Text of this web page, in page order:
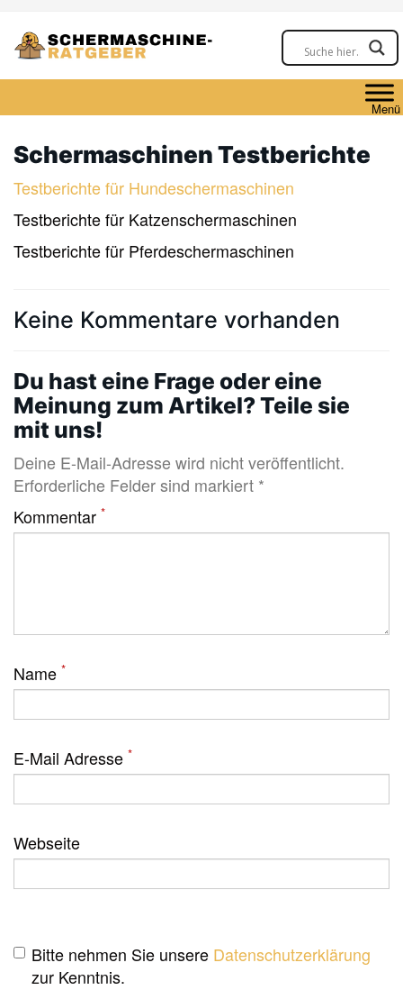
main
content
Menü
Schermaschinen Testberichte
Testberichte für Hundeschermaschinen
Testberichte für Katzenschermaschinen
Testberichte für Pferdeschermaschinen
Keine Kommentare vorhanden
Du hast eine Frage oder eine
Meinung zum Artikel? Teile sie
mit uns!
Deine E-Mail-Adresse wird nicht veröffentlicht.
Erforderliche Felder sind markiert *
Kommentar *
Name *
E-Mail Adresse *
Webseite
Bitte nehmen Sie unsere Datenschutzerklärung
zur Kenntnis.